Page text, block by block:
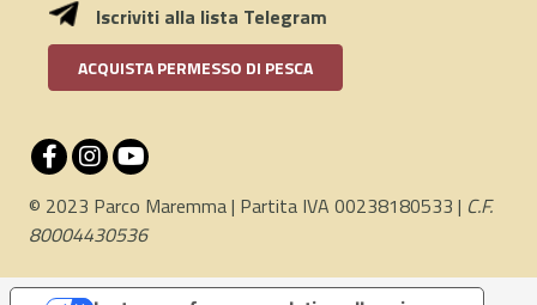
Iscriviti alla lista Telegram
ACQUISTA PERMESSO DI PESCA
© 2023 Parco Maremma | Partita IVA 00238180533 | C.F.
80004430536